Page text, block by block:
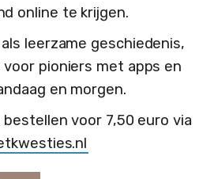
online te krijgen.
leerzame geschiedenis,
pioniers met apps en
en morgen.
voor 7,50 euro via